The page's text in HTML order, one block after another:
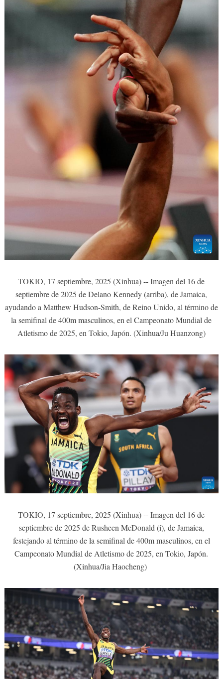
TOKIO, 17 septiembre, 2025 (Xinhua) -- Imagen del 16 de
septiembre de 2025 de Delano Kennedy (arriba), de Jamaica,
ayudando a Matthew Hudson-Smith, de Reino Unido, al término de
la semifinal de 400m masculinos, en el Campeonato Mundial de
Atletismo de 2025, en Tokio, Japón. (Xinhua/Ju Huanzong)
TOKIO, 17 septiembre, 2025 (Xinhua) -- Imagen del 16 de
septiembre de 2025 de Rusheen McDonald (i), de Jamaica,
festejando al término de la semifinal de 400m masculinos, en el
Campeonato Mundial de Atletismo de 2025, en Tokio, Japón.
(Xinhua/Jia Haocheng)